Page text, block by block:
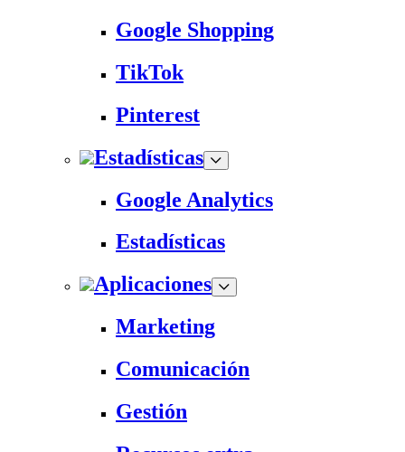
Google Shopping
TikTok
Pinterest
Estadísticas
Google Analytics
Estadísticas
Aplicaciones
Marketing
Comunicación
Gestión